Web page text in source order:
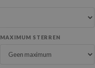
MAXIMUM STERREN